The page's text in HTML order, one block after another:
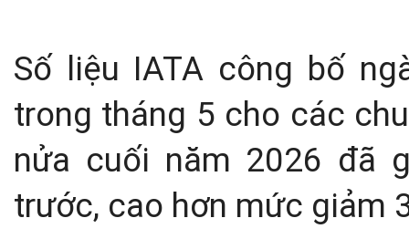
Số liệu IATA công bố
trong tháng 5 cho các
nửa cuối năm 2026 đã
trước, cao hơn mức giảm